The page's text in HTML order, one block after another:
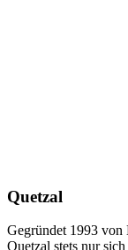
Quetzal
Gegründet 1993 von
Quetzal stets nur